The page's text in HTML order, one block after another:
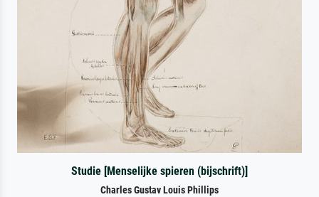
Studie [Menselijke spieren (bijschrift)]
Charles Gustav Louis Phillips